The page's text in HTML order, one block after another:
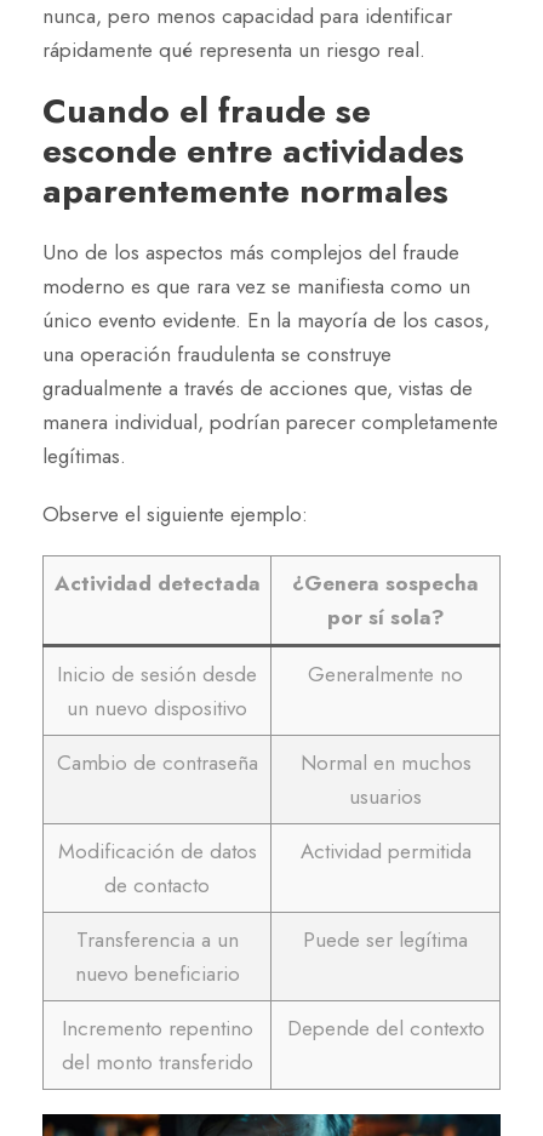
nunca, pero menos capacidad para identificar
rápidamente qué representa un riesgo real.
Cuando el fraude se
esconde entre actividades
aparentemente normales
Uno de los aspectos más complejos del fraude
moderno es que rara vez se manifiesta como un
único evento evidente. En la mayoría de los casos,
una operación fraudulenta se construye
gradualmente a través de acciones que, vistas de
manera individual, podrían parecer completamente
legítimas.
Observe el siguiente ejemplo:
Actividad detectada
¿Genera sospecha
por sí sola?
Inicio de sesión desde
un nuevo dispositivo
Generalmente no
Cambio de contraseña
Normal en muchos
usuarios
Modificación de datos
de contacto
Actividad permitida
Transferencia a un
nuevo beneficiario
Puede ser legítima
Incremento repentino
del monto transferido
Depende del contexto